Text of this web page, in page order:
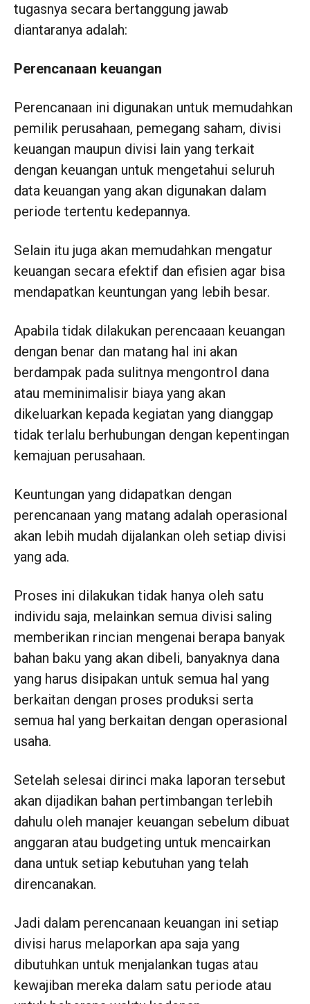
tugasnya secara bertanggung jawab
diantaranya adalah:
Perencanaan keuangan
Perencanaan ini digunakan untuk memudahkan
pemilik perusahaan, pemegang saham, divisi
keuangan maupun divisi lain yang terkait
dengan keuangan untuk mengetahui seluruh
data keuangan yang akan digunakan dalam
periode tertentu kedepannya.
Selain itu juga akan memudahkan mengatur
keuangan secara efektif dan efisien agar bisa
mendapatkan keuntungan yang lebih besar.
Apabila tidak dilakukan perencaaan keuangan
dengan benar dan matang hal ini akan
berdampak pada sulitnya mengontrol dana
atau meminimalisir biaya yang akan
dikeluarkan kepada kegiatan yang dianggap
tidak terlalu berhubungan dengan kepentingan
kemajuan perusahaan.
Keuntungan yang didapatkan dengan
perencanaan yang matang adalah operasional
akan lebih mudah dijalankan oleh setiap divisi
yang ada.
Proses ini dilakukan tidak hanya oleh satu
individu saja, melainkan semua divisi saling
memberikan rincian mengenai berapa banyak
bahan baku yang akan dibeli, banyaknya dana
yang harus disipakan untuk semua hal yang
berkaitan dengan proses produksi serta
semua hal yang berkaitan dengan operasional
usaha.
Setelah selesai dirinci maka laporan tersebut
akan dijadikan bahan pertimbangan terlebih
dahulu oleh manajer keuangan sebelum dibuat
anggaran atau budgeting untuk mencairkan
dana untuk setiap kebutuhan yang telah
direncanakan.
Jadi dalam perencanaan keuangan ini setiap
divisi harus melaporkan apa saja yang
dibutuhkan untuk menjalankan tugas atau
kewajiban mereka dalam satu periode atau